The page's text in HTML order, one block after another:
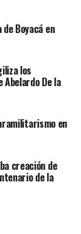
Boyacá en
los
De la
en
creación de
de la